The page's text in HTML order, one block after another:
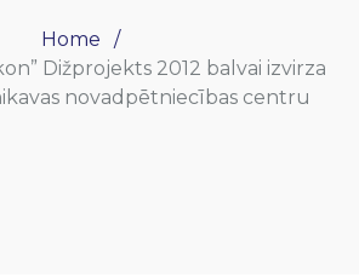
Home
Dižprojekts 2012 balvai izvirza
novadpētniecības centru